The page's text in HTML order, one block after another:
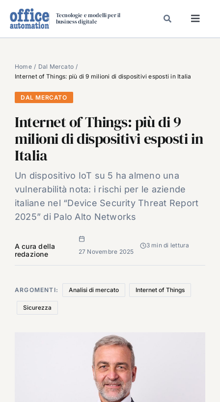
Tecnologie e modelli per il
business digitale
SPECIAL PAPER
TAVOLE ROTONDE DI REDAZIONE
DAL MERCATO
CARRIERE
VIDEO
EVENTI
CHI SIAMO
Home
Dal Mercato
Internet of Things: più di 9 milioni di dispositivi esposti in Italia
DAL MERCATO
Internet of Things: più di 9
milioni di dispositivi esposti in
Italia
Un dispositivo IoT su 5 ha almeno una
vulnerabilità nota: i rischi per le aziende
italiane nel “Device Security Threat Report
2025” di Palo Alto Networks
A cura della
redazione
27 Novembre 2025
3 min di lettura
ARGOMENTI: Analisi di mercato Internet of Things
Sicurezza